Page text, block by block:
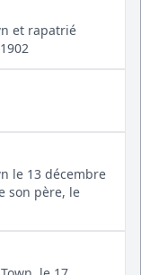
et rapatrié
le 13 décembre
son père, le